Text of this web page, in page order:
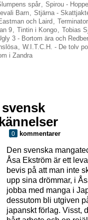
spår, Spirou -
Barn, Stjärna -
och Laird ,
9, Tintin i Kongo, Tobias
3 - Bortom ära och
, W.I.T.C.H. - De tolv
i Zandra
0 kommentarer
Den svenska
Åsa Ekström är ett
bevis på att man inte
upp sina drömmar, i
jobba med manga i
dessutom bli utgiven
japanskt förlag. Visst,